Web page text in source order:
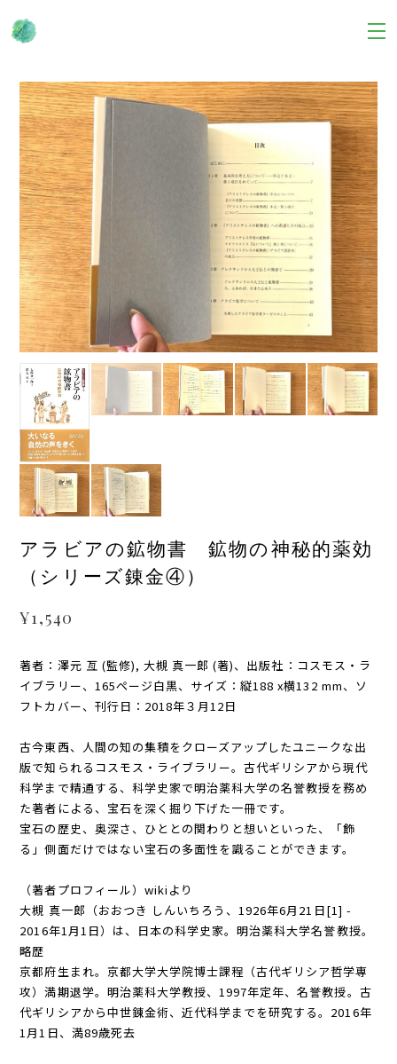
アラビアの鉱物書 鉱物の神秘的薬効
（シリーズ錬金④）
¥1,540
著者：澤元 亙 (監修), 大槻 真一郎 (著)、出版社：コスモス・ラ
イブラリー、165ページ白黒、サイズ：縦‎188 x横132 mm、ソ
フトカバー、刊行日：2018年３月12日
古今東西、人間の知の集積をクローズアップしたユニークな出
版で知られるコスモス・ライブラリー。古代ギリシアから現代
科学まで精通する、科学史家で明治薬科大学の名誉教授を務め
た著者による、宝石を深く掘り下げた一冊です。
宝石の歴史、奥深さ、ひととの関わりと想いといった、「飾
る」側面だけではない宝石の多面性を識ることができます。
（著者プロフィール）wikiより
大槻 真一郎（おおつき しんいちろう、1926年6月21日[1] -
2016年1月1日）は、日本の科学史家。明治薬科大学名誉教授。
略歴
京都府生まれ。京都大学大学院博士課程（古代ギリシア哲学専
攻）満期退学。明治薬科大学教授、1997年定年、名誉教授。古
代ギリシアから中世錬金術、近代科学までを研究する。2016年
1月1日、満89歳死去